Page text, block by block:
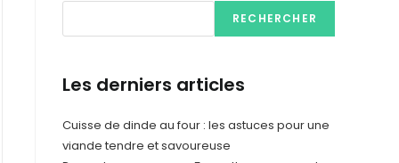
RECHERCHER
Les derniers articles
Cuisse de dinde au four : les astuces pour une
viande tendre et savoureuse